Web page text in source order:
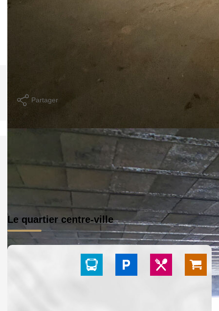
Site: www.comeback-immo.fr
Partager Calculer mon budget
Le quartier centre-ville